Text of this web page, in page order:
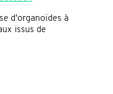
d'organoïdes à
issus de